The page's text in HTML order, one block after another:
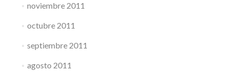
noviembre 2011
octubre 2011
septiembre 2011
agosto 2011